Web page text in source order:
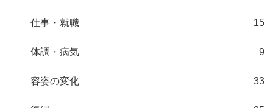
仕事・就職 15
体調・病気 9
容姿の変化 33